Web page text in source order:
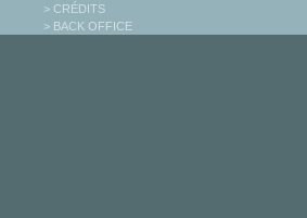
> CRÉDITS
> BACK OFFICE